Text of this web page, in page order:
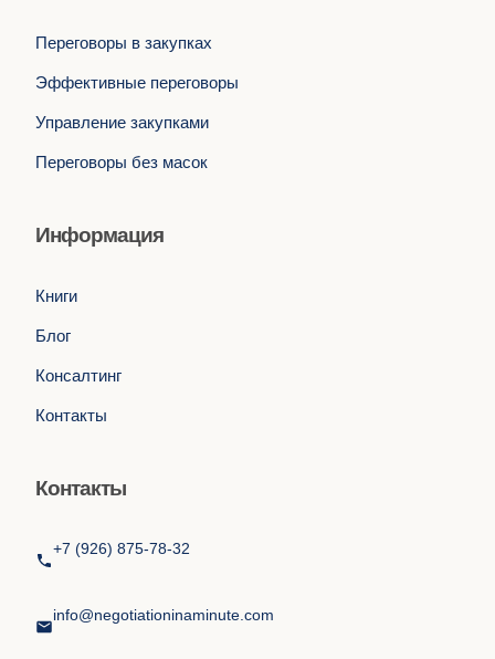
Переговоры в закупках
Эффективные переговоры
Управление закупками
Переговоры без масок
Информация
Книги
Блог
Консалтинг
Контакты
Контакты
+7 (926) 875-78-32
info@negotiationinaminute.com